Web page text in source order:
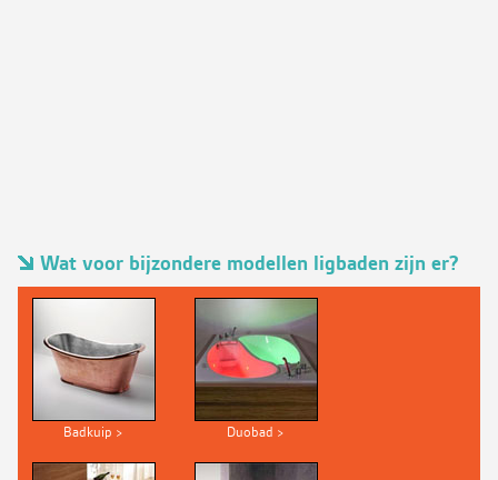
Wat voor bijzondere modellen ligbaden zijn er?
Badkuip > Duobad >